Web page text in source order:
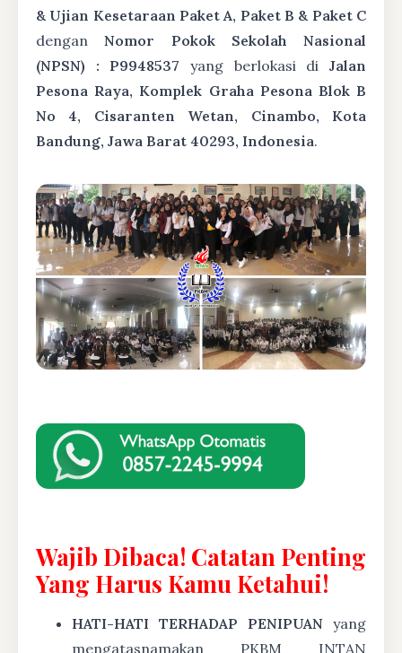
& Ujian Kesetaraan Paket A, Paket B & Paket C
denganNomor Pokok Sekolah Nasional
(NPSN) : P9948537 yang berlokasi diJalan
Pesona Raya, Komplek Graha Pesona Blok B
No 4, Cisaranten Wetan, Cinambo, Kota
Bandung, Jawa Barat 40293, Indonesia.
Wajib Dibaca! Catatan Penting
Yang Harus Kamu Ketahui!
HATI-HATI TERHADAP PENIPUAN yang
mengatasnamakan PKBM INTAN